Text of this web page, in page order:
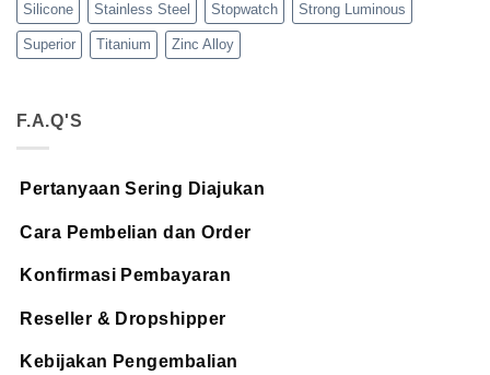
Silicone Stainless Steel Stopwatch Strong Luminous
Superior Titanium Zinc Alloy
F.A.Q'S
Pertanyaan Sering Diajukan
Cara Pembelian dan Order
Konfirmasi Pembayaran
Reseller & Dropshipper
Kebijakan Pengembalian